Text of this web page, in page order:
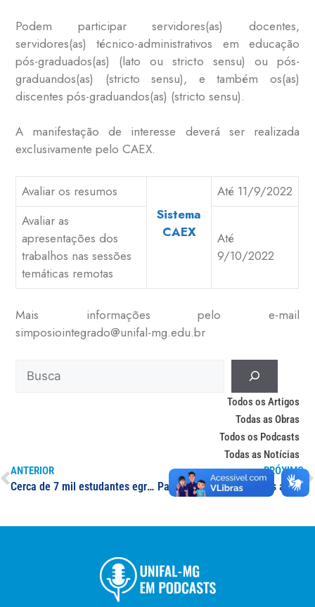
Podem participar servidores(as) docentes,
servidores(as) técnico-administrativos em educação
pós-graduados(as) (lato ou stricto sensu) ou pós-
graduandos(as) (stricto sensu), e também os(as)
discentes pós-graduandos(as) (stricto sensu).
A manifestação de interesse deverá ser realizada
exclusivamente pelo CAEX.
Avaliar os resumos
Sistema
CAEX
Até 11/9/2022
Avaliar as
apresentações dos
trabalhos nas sessões
temáticas remotas
Até
9/10/2022
Mais informações pelo e-mail
simposiointegrado@unifal-mg.edu.br
Todos os Artigos
Todas as Obras
Todos os Podcasts
Todas as Notícias
ANTERIOR
Cerca de 7 mil estudantes egressos de escolas públicas ingressaram na UNIFAL-MG na última década; política de reserva de vagas celebra 10 anos de mais inclusão e diversidade no ensino superior público
PRÓXIMO
Para explicar informações a respeito de políticas públicas em prol das mulheres de Varginha, professoras da UNIFAL-MG marcam presença em jornal regional